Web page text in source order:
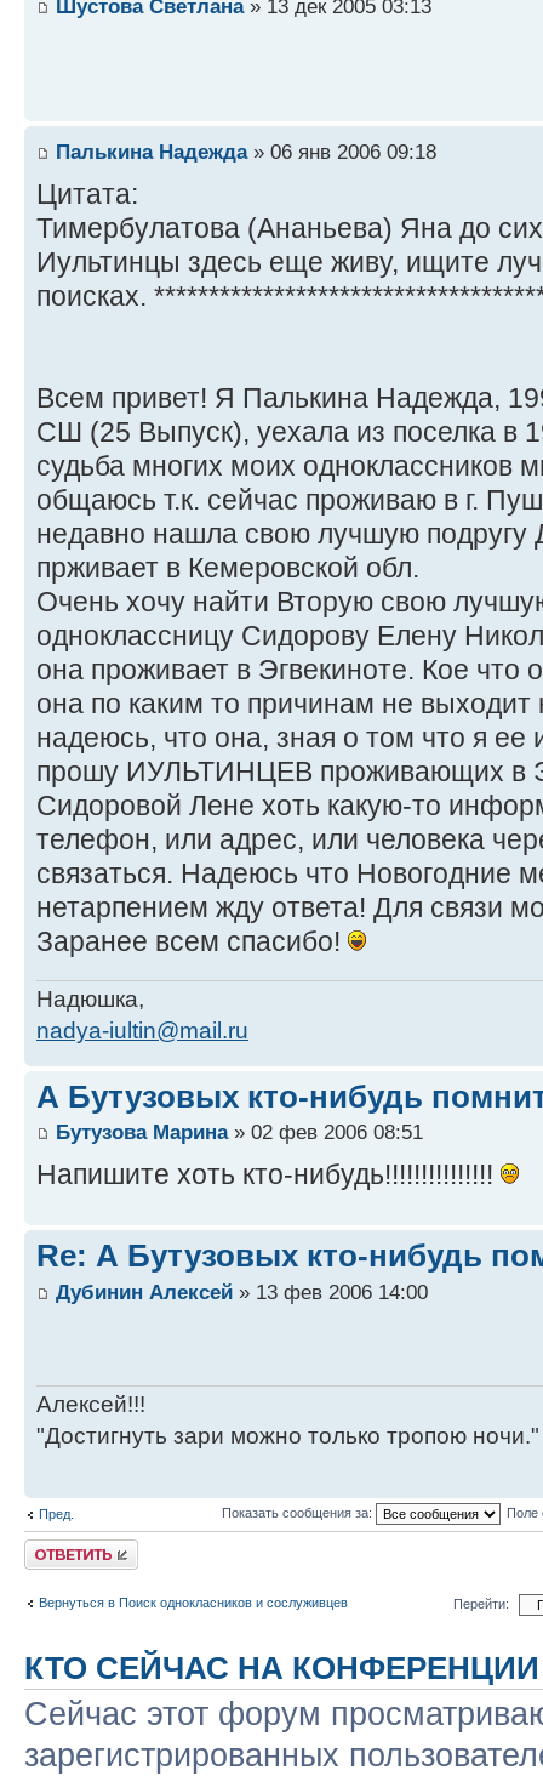
Шустова Светлана» 13 дек 2005 03:13
Палькина Надежда» 06 янв 2006 09:18
Цитата:
Тимербулатова (Ананьева) Яна до
Иультинцы здесь еще живу, ищите
поисках.
Всем привет! Я Палькина Надежда,
СШ (25 Выпуск), уехала из поселка в
судьба многих моих одноклассников
общаюсь т.к. сейчас проживаю в г.
недавно нашла свою лучшую подругу
прживает в Кемеровской обл.
Очень хочу найти Вторую свою
одноклассницу Сидорову Елену
она проживает в Эгвекиноте. Кое
она по каким то причинам не выходит
надеюсь, что она, зная о том что я ее
прошу ИУЛЬТИНЦЕВ проживающих в
Сидоровой Лене хоть какую-то
телефон, или адрес, или человека
связаться. Надеюсь что Новогодние
нетарпением жду ответа! Для связи
Заранее всем спасибо!
Надюшка,
nadya-iultin@mail.ru
А Бутузовых кто-нибудь
Бутузова Марина» 02 фев 2006 08:51
Напишите хоть кто-нибудь!!!!!!!!!!!!!!!
Re: А Бутузовых кто-нибудь
Дубинин Алексей » 13 фев 2006 14:00
Алексей!!!
"Достигнуть зари можно только тропою ночи."
Пред. Показать сообщения за: Поле
Ответить
Вернуться в Поиск однокласников и сослуживцев Перейти:
КТО СЕЙЧАС НА КОНФЕРЕНЦИИ
Сейчас этот форум
зарегистрированных